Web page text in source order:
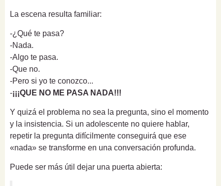
La escena resulta familiar:
-¿Qué te pasa?
-Nada.
-Algo te pasa.
-Que no.
-Pero si yo te conozco...
-¡¡¡QUE NO ME PASA NADA!!!
Y quizá el problema no sea la pregunta, sino el momento
y la insistencia. Si un adolescente no quiere hablar,
repetir la pregunta difícilmente conseguirá que ese
«nada» se transforme en una conversación profunda.
Puede ser más útil dejar una puerta abierta: